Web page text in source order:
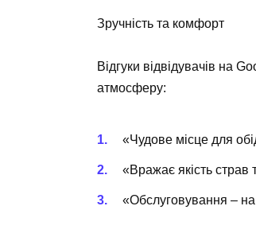
Зручність та комфорт
Відгуки відвідувачів на
атмосферу:
«Чудове місце для
«Вражає якість страв
«Обслуговування –